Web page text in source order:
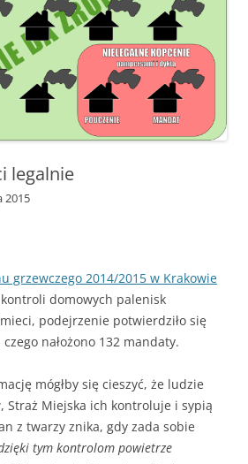
legalnie
2015
grzewczego 2014/2015 w Krakowie
domowych palenisk
podejrzenie potwierdziło się
nałożono 132 mandaty.
mógłby się cieszyć, że ludzie
Straż Miejska ich kontroluje i sypią
z twarzy znika, gdy zada sobie
tym kontrolom powietrze